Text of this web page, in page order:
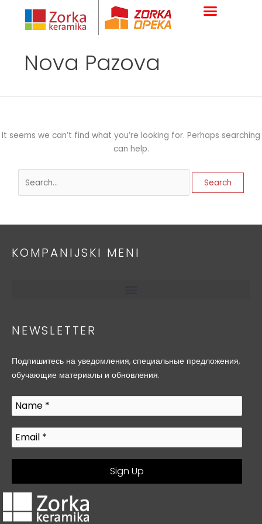
content
Nova Pazova
It seems we can’t find what you’re looking for. Perhaps searching
can help.
for:
KOMPANIJSKI MENI
NEWSLETTER
Подпишитесь на уведомления, специальные предложения,
обучающие материалы и обновления.